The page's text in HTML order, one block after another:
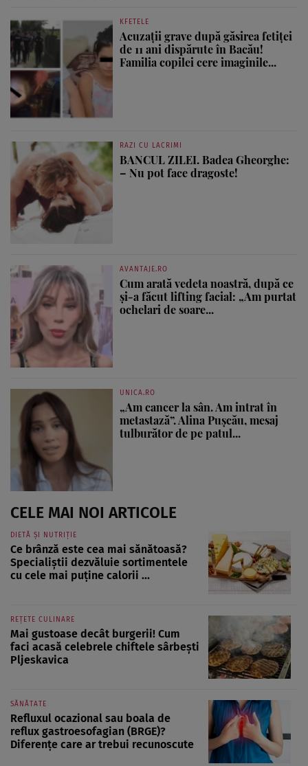
KFETELE
Acuzații grave după găsirea fetiței
de 11 ani dispărute în Bacău!
Familia copilei cere imaginile...
RAZI CU LACRIMI
BANCUL ZILEI. Badea Gheorghe:
– Nu pot face dragoste!
AVANTAJE.RO
Cum arată vedeta noastră, după ce
și-a făcut lifting facial: „Am purtat
ochelari de soare...
UNICA.RO
„Am cancer la sân. Am intrat în
metastază”. Alina Pușcău, mesaj
tulburător de pe patul...
CELE MAI NOI ARTICOLE
DIETĂ ȘI NUTRIȚIE
Ce brânză este cea mai sănătoasă?
Specialiștii dezvăluie sortimentele
cu cele mai puține calorii ...
REȚETE CULINARE
Mai gustoase decât burgerii! Cum
faci acasă celebrele chiftele sârbești
Pljeskavica
SĂNĂTATE
Refluxul ocazional sau boala de
reflux gastroesofagian (BRGE)?
Diferențe care ar trebui recunoscute